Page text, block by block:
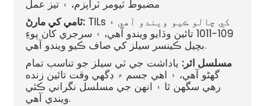
مضبوط ٽيومر ٽراپزم، ۽ تيز عمل
ٽامي کي مارڻ:TILs کي چالو ڪيو ويندو آهي ۽
109-1011 تائين وڌايو ويندو آهي، ۽ سرجري کان پوءِ
بچيل ڪينسر سيلز کي صاف ڪيو ويندو آهي.
مسلسل اثر: ياداشت جي ٽي سيلز جو تناسب تمام
گهڻو آهي، ۽ اهي جسم ۾ ڊگهي وقت تائين زنده
رهي سگهن ٿا ۽ انهن جي مسلسل نگراني ڪئي
ويندي آهي.